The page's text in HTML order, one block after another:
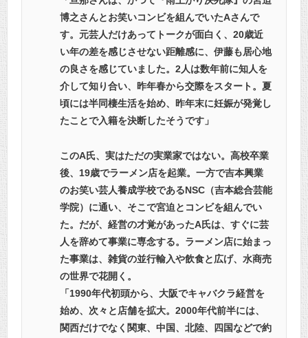
博之さんとお笑いコンビを組んでいたAさんで
す。元芸人だけあってトークが面白く、20歳近
い年の差を感じさせない距離感に、伊藤も居心地
の良さを感じていました。2人は数年前に知人を
介して知り合い、昨年春から交際をスタート。夏
頃には半同棲生活を始め、昨年末に妊娠が発覚し
たことで入籍を決断したそうです」
このA氏、実はただの実業家ではない。高校卒業
後、19歳でラーメン店を起業。一方で吉本興業
のお笑い芸人養成学校であるNSC（吉本総合芸能
学院）に通い、そこで宮迫とコンビを組んでい
た。だが、経営の才覚があったA氏は、すぐに芸
人を辞めて事業に専念する。ラーメン店に始まっ
た事業は、雑貨の並行輸入や飲食と広げ、水商売
の世界で花開く。
「1990年代初頭から、大阪でキャバクラ経営を
始め、次々と店舗を拡大。2000年代前半には、
関西だけでなく関東、中国、北陸、四国などで約